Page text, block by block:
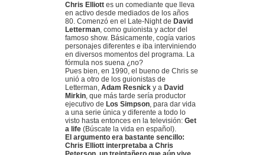
Chris Elliott es un comediante que lleva
en activo desde mediados de los años
80. Comenzó en el Late-Night de David
Letterman, como guionista y actor del
famoso show. Básicamente, cogía varios
personajes diferentes e iba interviniendo
en diversos momentos del programa. La
fórmula nos suena ¿no?
Pues bien, en 1990, el bueno de Chris se
unió a otro de los guionistas de
Letterman, Adam Resnick y a David
Mirkin, que más tarde sería productor
ejecutivo de Los Simpson, para dar vida
a una serie única y diferente a todo lo
visto hasta entonces en la televisión: Get
a life (Búscate la vida en español).
El argumento era bastante sencillo:
Chris Elliott interpretaba a Chris